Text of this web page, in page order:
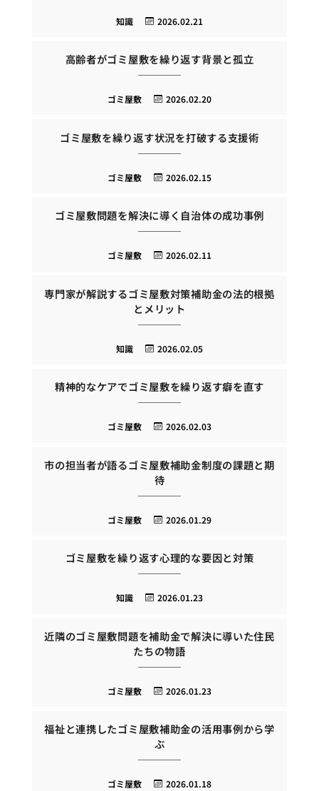
2026.02.21
知識
高齢者がゴミ屋敷を繰り返す背景と孤立
2026.02.20
ゴミ屋敷
ゴミ屋敷を繰り返す状況を打破する支援術
2026.02.15
ゴミ屋敷
ゴミ屋敷問題を解決に導く自治体の成功事例
2026.02.11
ゴミ屋敷
専門家が解説するゴミ屋敷対策補助金の法的根拠
とメリット
2026.02.05
知識
精神的なケアでゴミ屋敷を繰り返す癖を直す
2026.02.03
ゴミ屋敷
市の担当者が語るゴミ屋敷補助金制度の課題と期
待
2026.01.29
ゴミ屋敷
ゴミ屋敷を繰り返す心理的な要因と対策
2026.01.23
知識
近隣のゴミ屋敷問題を補助金で解決に導いた住民
たちの物語
2026.01.23
ゴミ屋敷
福祉と連携したゴミ屋敷補助金の活用事例から学
ぶ
2026.01.18
ゴミ屋敷